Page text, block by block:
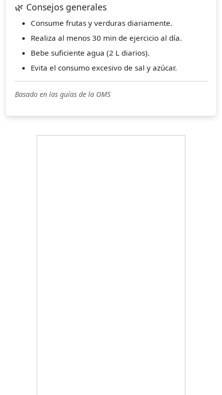
🌿 Consejos generales
Consume frutas y verduras diariamente.
Realiza al menos 30 min de ejercicio al día.
Bebe suficiente agua (2 L diarios).
Evita el consumo excesivo de sal y azúcar.
Basado en las guías de la OMS